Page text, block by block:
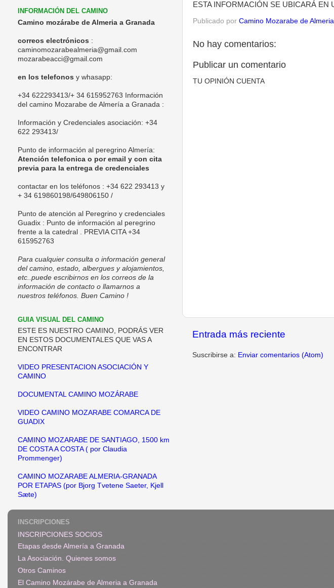
ESTA INFORMACIÓN SE UBICARÁ EN
Publicado por Camino Mozarabe de Almeria
No hay comentarios:
Publicar un comentario
TU OPINIÓN CUENTA
Entrada más reciente
Suscribirse a: Enviar comentarios (Atom)
INFORMACIÓN DEL CAMINO
Camino mozárabe de Almeria a Granada
correos electrónicos :
caminomozarabealmeria@gmail.com
mozarabeacci@gmail.com
en los telefonos y whasapp:
+34 622293413/+ 34 615952763 Información
del camino Mozarabe de Almería a Granada :
Información y Credenciales asociación: +34
622 293413/
Punto de información al peregrino Almería:
Atención telefonica o por email y con cita
previa para la entrega de credenciales
contactar en los teléfonos : +34 622 293413 y
+ 34 619860198/649806150 /
Punto de atención al Peregrino y credenciales
Guadix : Punto de información al peregrino
frente a la catedral . PREVIA CITA +34
615952763
Para cualquier consulta o información general
del camino, estado, albergues y alojamientos,
etc..puede escribirnos en los correos de la
información de contacto o llamarnos a
nuestros teléfonos. Buen Camino !
GUIA VISUAL DEL CAMINO
ESTE ES NUESTRO CAMINO, PODRÁS VER
EN ESTOS DOCUMENTALES QUE VAS A
ENCONTRAR
VIDEO PRESENTACION ASOCIACIÓN Y
CAMINO
DOCUMENTAL CAMINO MOZÁRABE
VIDEO CAMINO MOZARABE COMARCA DE
GUADIX
CAMINO MOZARABE DE SANTIAGO, 1500 km
DE COSTA A COSTA ( por Claudia
Prommenger)
CAMINO MOZARABE ALMERIA-GRANADA
POR ETAPAS (por Bjorg Tvetene Saeter, Kjell
Sæte)
INSCRIPCIONES
INSCRIPCIONES SOCIOS
Etapas desde Almería a Granada
La Asociación. Quienes somos
Otros Caminos
El Camino Mozárabe de Almeria a Granada